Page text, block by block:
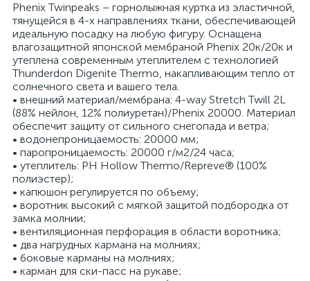
Phenix Twinpeaks – горнолыжная куртка из эластичной,
тянущейся в 4-х направлениях ткани, обеспечивающей
идеальную посадку на любую фигуру. Оснащена
влагозащитной японской мембраной Phenix 20к/20к и
утеплена современным утеплителем с технологией
Thunderdon Digenite Thermo, накапливающим тепло от
солнечного света и вашего тела.
• внешний материал/мембрана: 4-way Stretch Twill 2L
(88% нейлон, 12% полиуретан)/Phenix 20000. Материал
обеспечит защиту от сильного снегопада и ветра;
• водонепроницаемость: 20000 мм;
• паропроницаемость: 20000 г/м2/24 часа;
• утеплитель: PH Hollow Thermo/Repreve® (100%
полиэстер);
• капюшон регулируется по объему;
• воротник высокий с мягкой защитой подбородка от
замка молнии;
• вентиляционная перфорация в области воротника;
• два нагрудных кармана на молниях;
• боковые карманы на молниях;
• карман для ски-пасс на рукаве;